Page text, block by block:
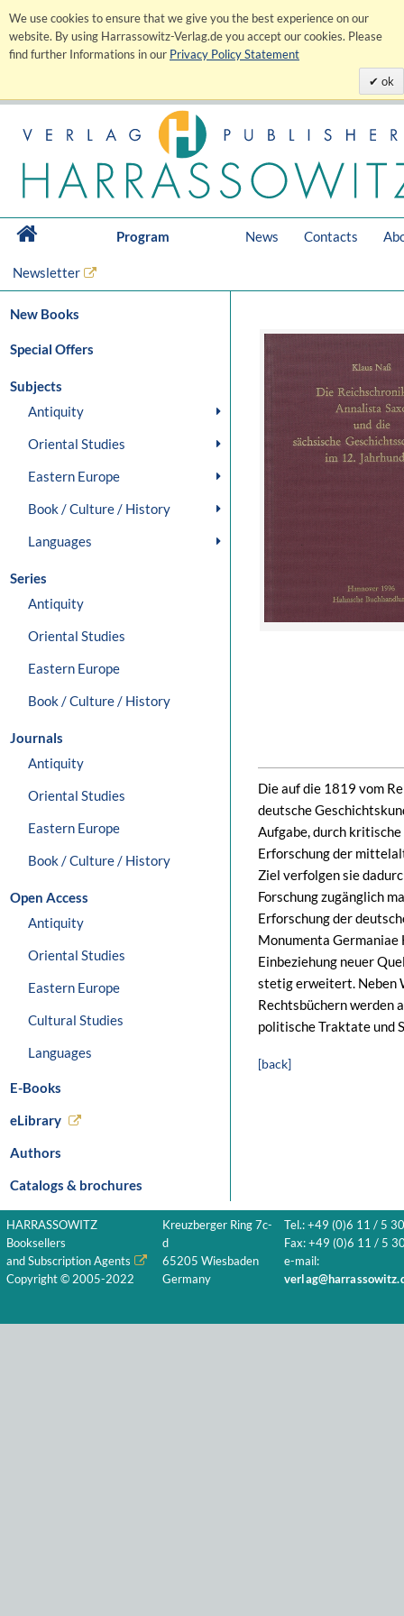
We use cookies to ensure that we give you the best experience on our
website. By using Harrassowitz-Verlag.de you accept our cookies. Please
find further Informations in our Privacy Policy Statement
ok
Program News Contacts
Newsletter
New Books
Special Offers
Subjects
Antiquity
Oriental Studies
Eastern Europe
Book / Culture / History
Languages
Series
Antiquity
Oriental Studies
Eastern Europe
Book / Culture / History
Journals
Antiquity
Oriental Studies
Eastern Europe
Book / Culture / History
Open Access
Antiquity
Oriental Studies
Eastern Europe
Cultural Studies
Languages
E-Books
eLibrary
Authors
Catalogs & brochures
Die auf die 1819 vom
deutsche
Aufgabe, durch
Erforschung der
Ziel verfolgen sie
Forschung zugänglich
Erforschung der
Monumenta Germaniae
Einbeziehung neuer
stetig erweitert. Neben
Rechtsbüchern werden
politische Traktate und
[back]
HARRASSOWITZ
Booksellers
and Subscription Agents
Copyright © 2005-2022
Kreuzberger Ring 7c-
d
65205 Wiesbaden
Germany
Tel.: +49 (0)6 11 / 5
Fax: +49 (0)6 11 / 5
e-mail: